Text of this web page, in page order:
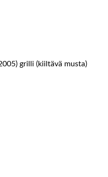
grilli (kiiltävä musta)